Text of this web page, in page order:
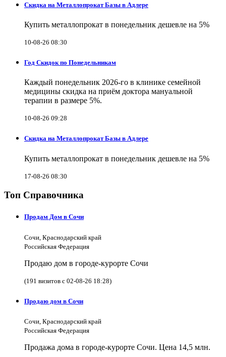
Скидка на Металлопрокат Базы в Адлере
Купить металлопрокат в понедельник дешевле на 5%
10-08-26 08:30
Год Скидок по Понедельникам
Каждый понедельник 2026-го в клинике семейной
медицины скидка на приём доктора мануальной
терапии в размере 5%.
10-08-26 09:28
Скидка на Металлопрокат Базы в Адлере
Купить металлопрокат в понедельник дешевле на 5%
17-08-26 08:30
Топ Справочника
Продам Дом в Сочи
Сочи, Краснодарский край
Российская Федерация
Продаю дом в городе-курорте Сочи
(191 визитов с 02-08-26 18:28)
Продаю дом в Сочи
Сочи, Краснодарский край
Российская Федерация
Продажа дома в городе-курорте Сочи. Цена 14,5 млн.